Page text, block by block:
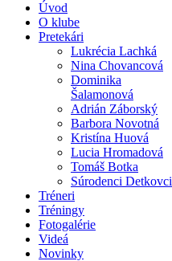
Úvod
O klube
Pretekári
Lukrécia Lachká
Nina Chovancová
Dominika
Šalamonová
Adrián Záborský
Barbora Novotná
Kristína Huová
Lucia Hromadová
Tomáš Botka
Súrodenci Detkovci
Tréneri
Tréningy
Fotogalérie
Videá
Novinky